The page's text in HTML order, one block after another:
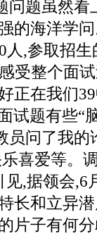
问题虽然看
的海洋学
,参取招
受整个面
正在我们
试题有些“
员问了我的
喜爱等。
,据领会,6
长和立异
片子有何